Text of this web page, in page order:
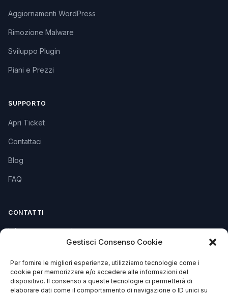
Gestisci Consenso Cookie
Per fornire le migliori esperienze, utilizziamo tecnologie come i
cookie per memorizzare e/o accedere alle informazioni del
dispositivo. Il consenso a queste tecnologie ci permetterà di
elaborare dati come il comportamento di navigazione o ID unici su
Aggiornamenti WordPress
Rimozione Malware
Sviluppo Plugin
Piani e Prezzi
SUPPORTO
Apri Ticket
Contattaci
Blog
FAQ
CONTATTI
info@soccorsowp.it
PEC: gtechgroup@pec.it
Privacy Policy